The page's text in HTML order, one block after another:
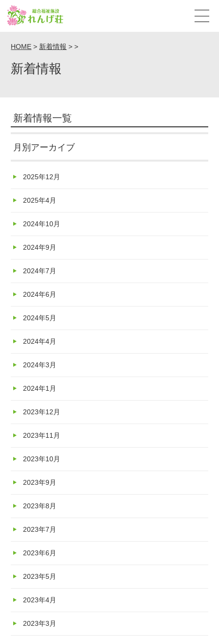
HOME > 新着情報 >>
新着情報
新着情報一覧
月別アーカイブ
2025年12月
2025年4月
2024年10月
2024年9月
2024年7月
2024年6月
2024年5月
2024年4月
2024年3月
2024年1月
2023年12月
2023年11月
2023年10月
2023年9月
2023年8月
2023年7月
2023年6月
2023年5月
2023年4月
2023年3月